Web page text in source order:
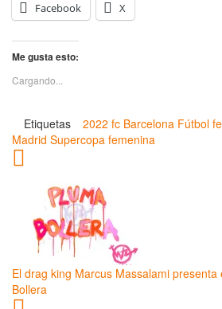
Facebook
X
Me gusta esto:
Cargando...
Etiquetas 2022 fc Barcelona Fútbol
Madrid Supercopa femenina
El drag king Marcus Massalami
Bollera